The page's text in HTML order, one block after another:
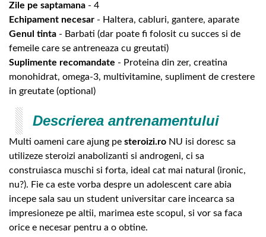
Zile pe saptamana - 4
Echipament necesar - Haltera, cabluri, gantere, aparate
Genul tinta - Barbati (dar poate fi folosit cu succes si de
femeile care se antreneaza cu greutati)
Suplimente recomandate - Proteina din zer, creatina
monohidrat, omega-3, multivitamine, supliment de crestere
in greutate (optional)
Descrierea antrenamentului
Multi oameni care ajung pe steroizi.ro NU isi doresc sa
utilizeze steroizi anabolizanti si androgeni, ci sa
construiasca muschi si forta, ideal cat mai natural (ironic,
nu?). Fie ca este vorba despre un adolescent care abia
incepe sala sau un student universitar care incearca sa
impresioneze pe altii, marimea este scopul, si vor sa faca
orice e necesar pentru a o obtine.